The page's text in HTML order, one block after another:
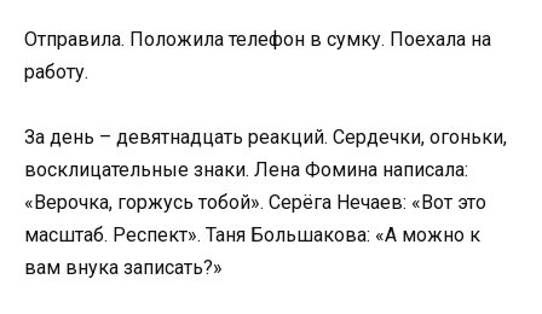
Отправила. Положила телефон в сумку. Поехала на
работу.
За день – девятнадцать реакций. Сердечки, огоньки,
восклицательные знаки. Лена Фомина написала:
«Верочка, горжусь тобой». Серёга Нечаев: «Вот это
масштаб. Респект». Таня Большакова: «А можно к
вам внука записать?»